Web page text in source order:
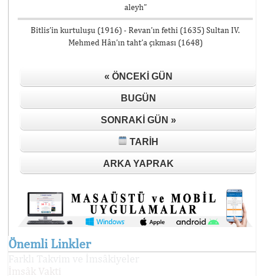
aleyh”
Bitlis’in kurtuluşu (1916) - Revan’ın fethi (1635) Sultan IV.
Mehmed Hân’ın taht’a çıkması (1648)
« ÖNCEKI GÜN
BUGÜN
SONRAKI GÜN »
TARIH
ARKA YAPRAK
Önemli Linkler